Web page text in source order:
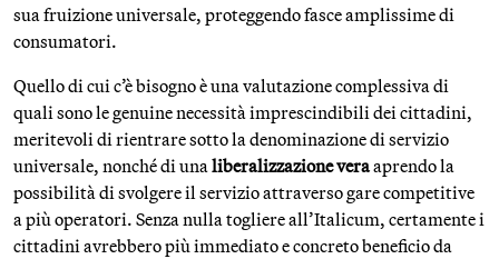
sua fruizione universale, proteggendo fasce amplissime di
consumatori.
Quello di cui c’è bisogno è una valutazione complessiva di
quali sono le genuine necessità imprescindibili dei cittadini,
meritevoli di rientrare sotto la denominazione di servizio
universale, nonché di unaliberalizzazione veraaprendo la
possibilità di svolgere il servizio attraverso gare competitive
a più operatori. Senza nulla togliere all’Italicum, certamente i
cittadini avrebbero più immediato e concreto beneficio da